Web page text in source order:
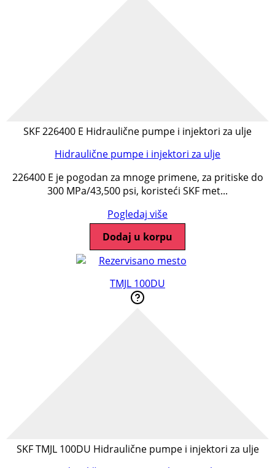
SKF 226400 E Hidraulične pumpe i injektori za ulje
Hidraulične pumpe i injektori za ulje
226400 E je pogodan za mnoge primene, za pritiske do
300 MPa/43,500 psi, koristeći SKF met...
Pogledaj više
Dodaj u korpu
TMJL 100DU
SKF TMJL 100DU Hidraulične pumpe i injektori za ulje